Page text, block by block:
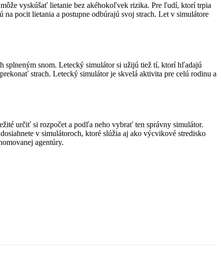
vyskúšať lietanie bez akéhokoľvek rizika. Pre ľudí, ktorí trpia
pocit lietania a postupne odbúrajú svoj strach. Let v simulátore
splneným snom. Letecký simulátor si užijú tiež tí, ktorí hľadajú
strach. Letecký simulátor je skvelá aktivita pre celú rodinu a
určiť si rozpočet a podľa neho vybrať ten správny simulátor.
v simulátoroch, ktoré slúžia aj ako výcvikové stredisko
agentúry.